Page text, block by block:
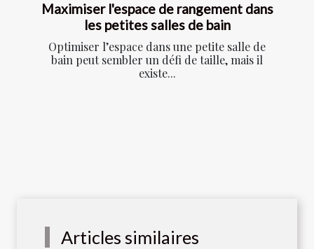
Maximiser l'espace de rangement dans
les petites salles de bain
Optimiser l’espace dans une petite salle de
bain peut sembler un défi de taille, mais il
existe...
Articles similaires